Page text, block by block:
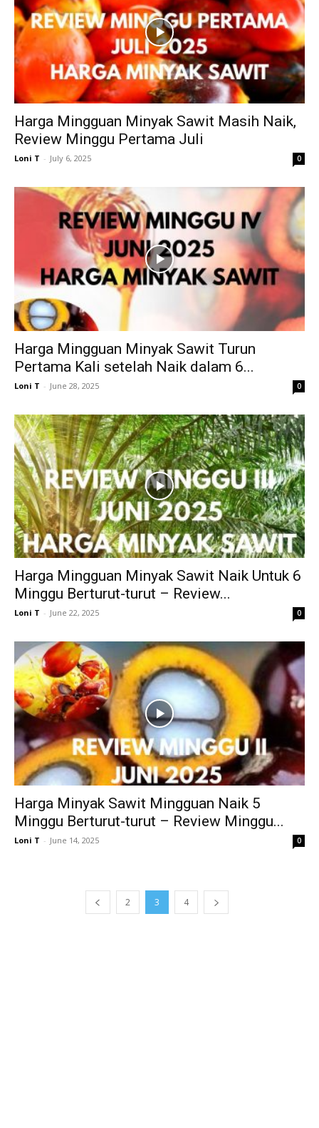
Harga Mingguan Minyak Sawit Masih Naik,
Review Minggu Pertama Juli
Loni T - July 6, 2025 0
Harga Mingguan Minyak Sawit Turun
Pertama Kali setelah Naik dalam 6...
Loni T - June 28, 2025 0
Harga Mingguan Minyak Sawit Naik Untuk 6
Minggu Berturut-turut – Review...
Loni T - June 22, 2025 0
Harga Minyak Sawit Mingguan Naik 5
Minggu Berturut-turut – Review Minggu...
Loni T - June 14, 2025 0
2 3 4